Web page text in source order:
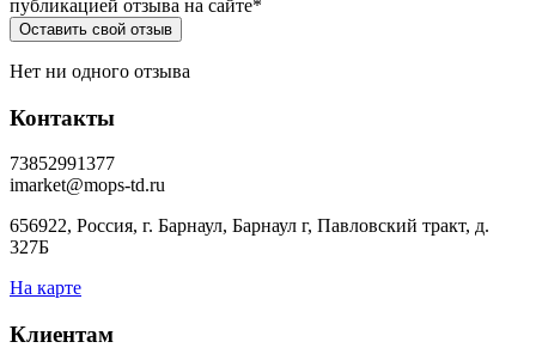
публикацией отзыва на сайте*
Нет ни одного отзыва
Контакты
73852991377
imarket@mops-td.ru
656922, Россия, г. Барнаул, Барнаул г, Павловский тракт, д.
327Б
На карте
Клиентам